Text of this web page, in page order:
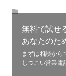
無料で試せ
あなたのた
まずは相談から
しつこい営業電